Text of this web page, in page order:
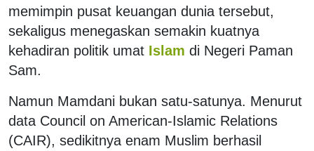
memimpin pusat keuangan dunia tersebut,
sekaligus menegaskan semakin kuatnya
kehadiran politik umat Islam di Negeri Paman
Sam.
Namun Mamdani bukan satu-satunya. Menurut
data Council on American-Islamic Relations
(CAIR), sedikitnya enam Muslim berhasil